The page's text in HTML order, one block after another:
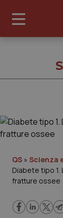
Governo e
Regioni e Asl
QS » Scienza
Diabete tipo 1.
fratture ossee